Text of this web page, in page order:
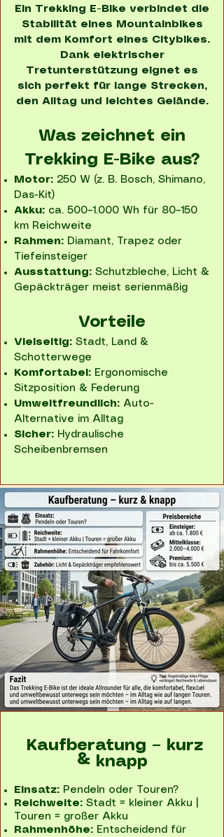
Ein Trekking E-Bike verbindet die
Stabilität eines Mountainbikes
mit dem Komfort eines Citybikes.
Dank elektrischer
Tretunterstützung eignet es
sich perfekt für lange Strecken,
den Alltag und leichtes Gelände.
Was zeichnet ein
Trekking E-Bike aus?
Motor: 250 W (z. B. Bosch, Shimano,
Das-Kit)
Akku: ca. 500–1.000 Wh für 80–150
km Reichweite
Rahmen: Diamant, Trapez oder
Tiefeinsteiger
Ausstattung: Schutzbleche, Licht &
Gepäckträger meist serienmäßig
Vorteile
Vielseitig: Stadt, Land &
Schotterwege
Komfortabel: Ergonomische
Sitzposition & Federung
Umweltfreundlich: Auto-
Alternative im Alltag
Sicher: Hydraulische
Scheibenbremsen
Kaufberatung – kurz
& knapp
Einsatz: Pendeln oder Touren?
Reichweite: Stadt = kleiner Akku |
Touren = großer Akku
Rahmenhöhe: Entscheidend für